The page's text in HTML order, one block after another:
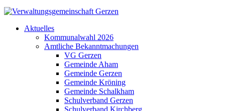
Aktuelles
Kommunalwahl 2026
Amtliche Bekanntmachungen
VG Gerzen
Gemeinde Aham
Gemeinde Gerzen
Gemeinde Kröning
Gemeinde Schalkham
Schulverband Gerzen
Schulverband Kirchberg